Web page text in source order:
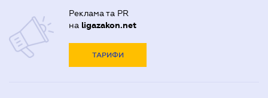
Реклама та PR
на ligazakon.net
ТАРИФИ